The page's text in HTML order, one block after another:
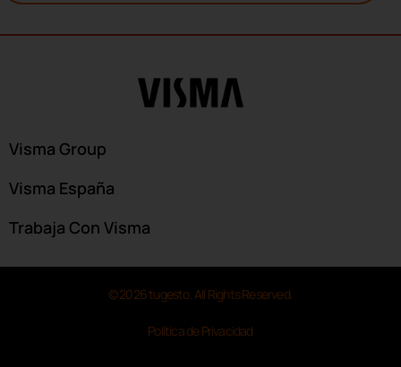
Visma Group
Visma España
Trabaja Con Visma
© 2026 tugesto. All Rights Reserved.
Política de Privacidad